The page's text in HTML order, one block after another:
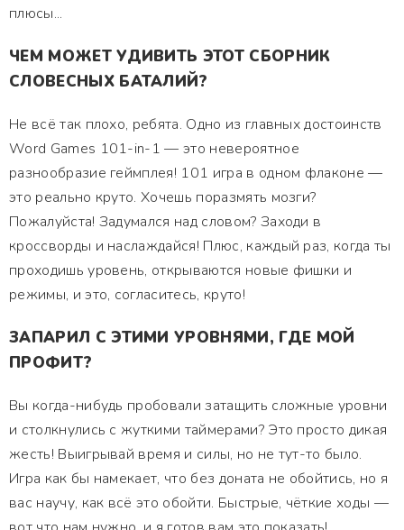
плюсы...
ЧЕМ МОЖЕТ УДИВИТЬ ЭТОТ СБОРНИК
СЛОВЕСНЫХ БАТАЛИЙ?
Не всё так плохо, ребята. Одно из главных достоинств
Word Games 101-in-1 — это невероятное
разнообразие геймплея! 101 игра в одном флаконе —
это реально круто. Хочешь поразмять мозги?
Пожалуйста! Задумался над словом? Заходи в
кроссворды и наслаждайся! Плюс, каждый раз, когда ты
проходишь уровень, открываются новые фишки и
режимы, и это, согласитесь, круто!
ЗАПАРИЛ С ЭТИМИ УРОВНЯМИ, ГДЕ МОЙ
ПРОФИТ?
Вы когда-нибудь пробовали затащить сложные уровни
и столкнулись с жуткими таймерами? Это просто дикая
жесть! Выигрывай время и силы, но не тут-то было.
Игра как бы намекает, что без доната не обойтись, но я
вас научу, как всё это обойти. Быстрые, чёткие ходы —